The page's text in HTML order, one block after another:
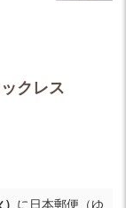
クレス
に 日本郵便（ゆ